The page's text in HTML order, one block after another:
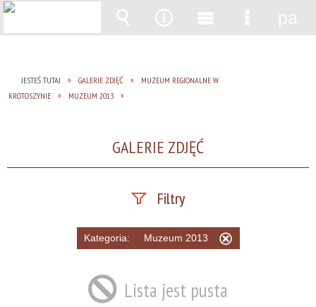
JESTEŚ TUTAJ GALERIE ZDJĘĆ
MUZEUM REGIONALNE W
KROTOSZYNIE
MUZEUM 2013
GALERIE ZDJĘĆ
Filtry
Fraza
Kategoria
Kategoria: Muzeum 2013
Lista jest pusta
Wyszukiwarka
Narzędzia
MenuMenu